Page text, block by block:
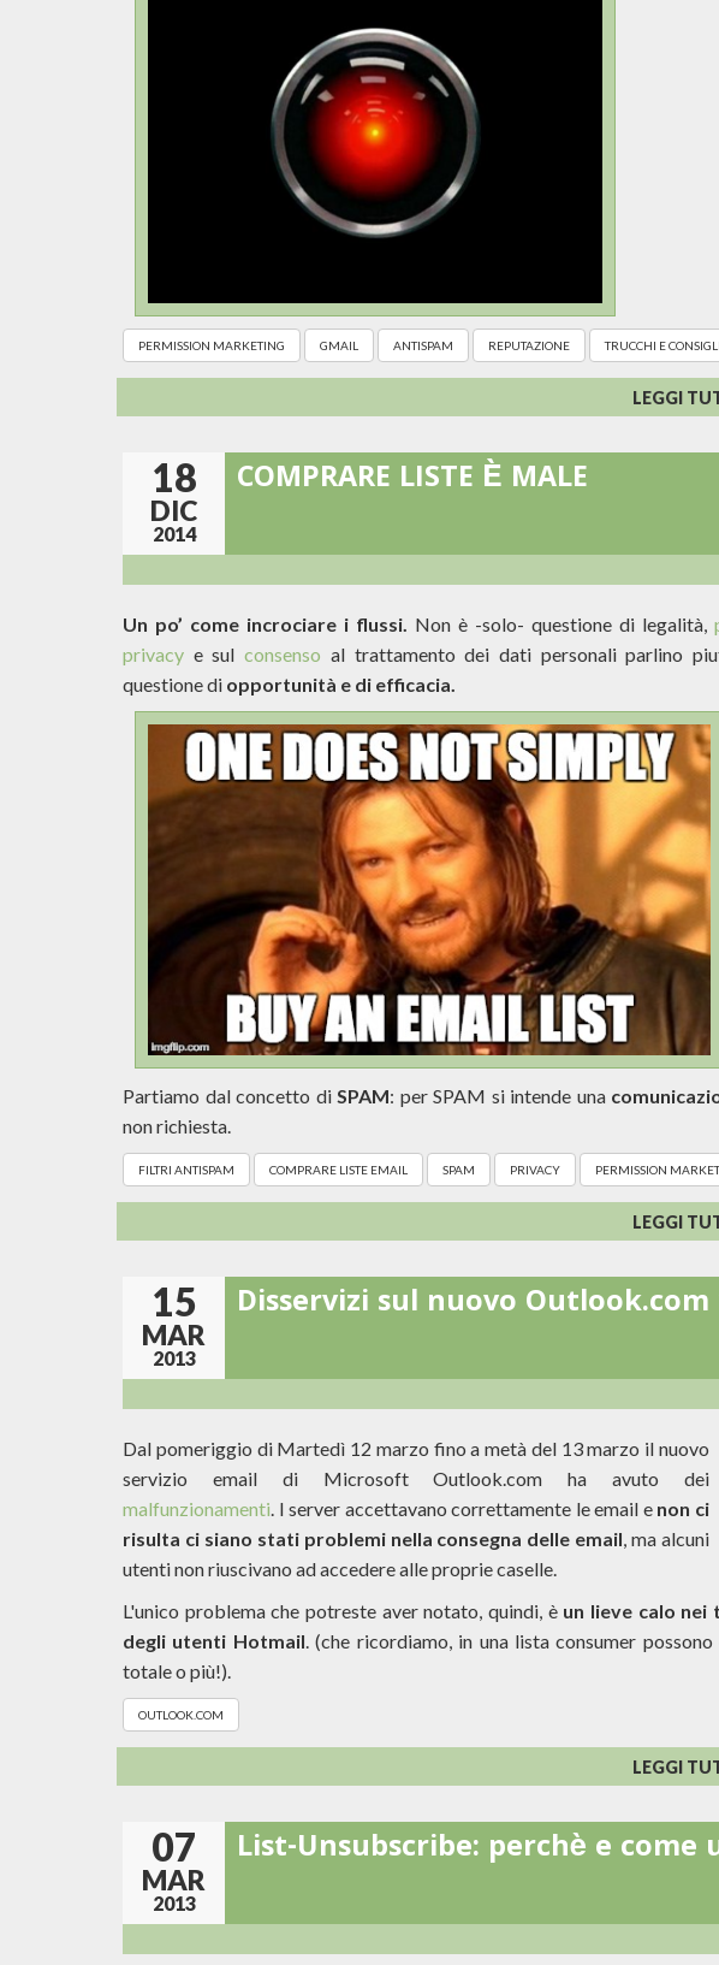
PERMISSION MARKETING GMAIL ANTISPAM REPUTAZIONE TRUCCHI E CONSIGLI
LEGGI
18
DIC
2014
COMPRARE LISTE È MALE
Un po’ come incrociare i flussi. Non è -solo- questione di legalità,
privacy e sulconsenso al trattamento dei dati personali parlino
questione di opportunità e di efficacia.
Partiamo dal concetto diSPAM: per SPAM si intende una
non richiesta.
FILTRI ANTISPAM COMPRARE LISTE EMAIL SPAM PRIVACY PERMISSION
LEGGI
15
MAR
2013
Disservizi sul nuovo Outlook.com
Dal pomeriggio di Martedì 12 marzo fino a metà del 13 marzo il nuovo
servizio email di Microsoft Outlook.com ha avuto dei
malfunzionamenti. I server accettavano correttamente le email e non ci
risulta ci siano stati problemi nella consegna delle email, ma alcuni
utenti non riuscivano ad accedere alle proprie caselle.
L'unico problema che potreste aver notato, quindi, è un lieve calo nei
degli utenti Hotmail. (che ricordiamo, in una lista consumer
totale o più!).
OUTLOOK.COM
LEGGI
07
MAR
2013
List-Unsubscribe: perchè e come